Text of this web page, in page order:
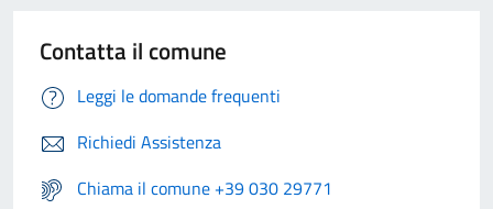
Contatta il comune
Leggi le domande frequenti
Richiedi Assistenza
Chiama il comune +39 030 29771